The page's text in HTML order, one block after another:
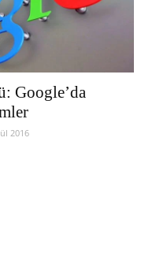
Google’da
2016